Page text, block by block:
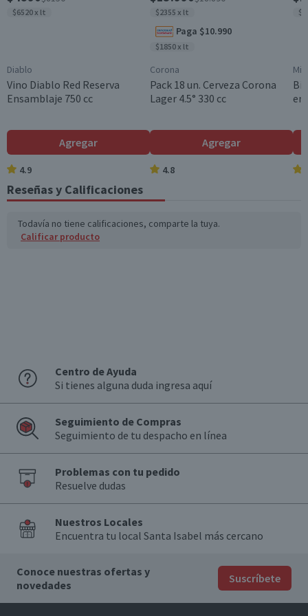
Nota
Por Ley la venta de alcohol está prohibida para menores
de 18 años.
$6520 x lt
Diablo
Vino Diablo Red Reserva
Ensamblaje 750 cc
Agregar
4.9
$2355 x lt
Paga $10.990
$1850 x lt
Corona
Pack 18 un. Cerveza Corona
Lager 4.5° 330 cc
Agregar
4.8
en
Reseñas y Calificaciones
Todavía no tiene calificaciones, comparte la tuya.
Calificar producto
Centro de Ayuda
Si tienes alguna duda ingresa aquí
Seguimiento de Compras
Seguimiento de tu despacho en línea
Problemas con tu pedido
Resuelve dudas
Nuestros Locales
Encuentra tu local Santa Isabel más cercano
Conoce nuestras ofertas y
novedades
Suscríbete